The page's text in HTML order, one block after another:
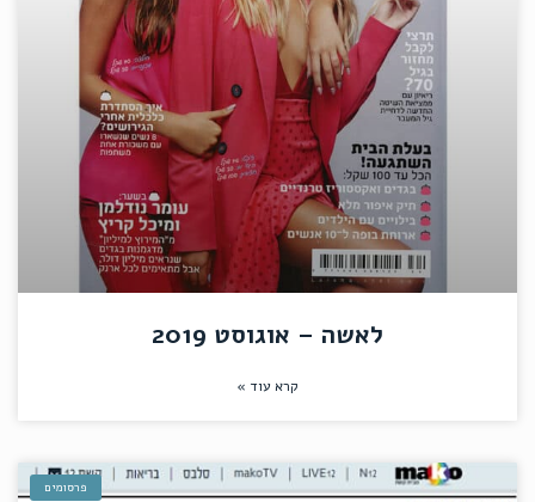
לאשה – אוגוסט 2019
קרא עוד »
פרסומים